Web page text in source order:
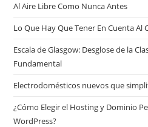
Al Aire Libre Como Nunca Antes
Lo Que Hay Que Tener En Cuenta Al
Escala de Glasgow: Desglose de la
Fundamental
Electrodomésticos nuevos que
¿Cómo Elegir el Hosting y Dominio
WordPress?